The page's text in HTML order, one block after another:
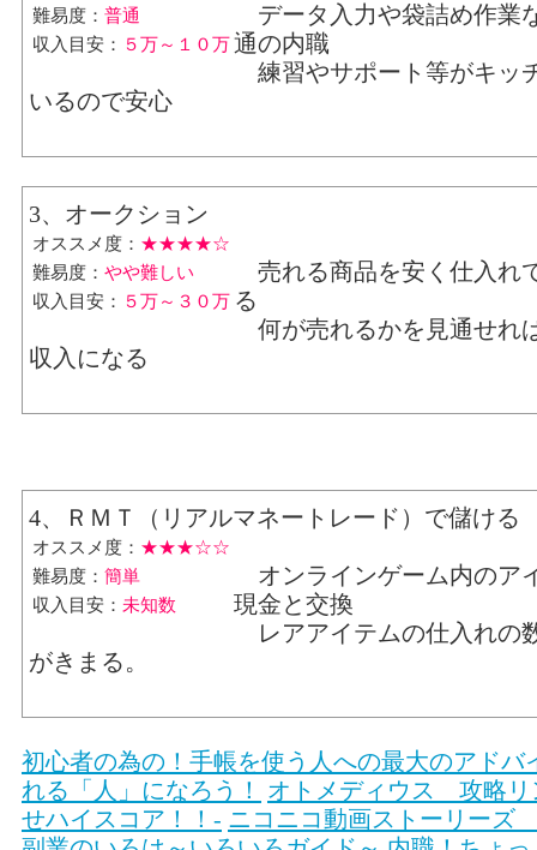
難易度： 普通
収入目安：
５万～１０万
データ入力や袋詰め作業
通の内職
練習やサポート等がキッ
いるので安心
3、オークション
オススメ度： ★★★★☆
難易度： やや難しい
収入目安：
５万～３０万
売れる商品を安く仕入れ
る
何が売れるかを見通せれ
収入になる
4、ＲＭＴ（リアルマネートレード）で儲ける
オススメ度： ★★★☆☆
難易度： 簡単
収入目安： 未知数
オンラインゲーム内のア
現金と交換
レアアイテムの仕入れの
がきまる。
初心者の為の！手帳を使う人への最大のアドバ
れる「人」になろう！
オトメディウス 攻略
せハイスコア！！- ニコニコ動画ストーリーズ